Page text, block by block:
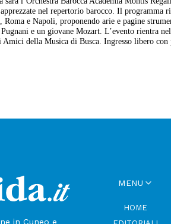
nel repertorio barocco. Il programma
Roma e Napoli, proponendo arie e pagine
e un giovane Mozart. L’evento rientra
Amici della Musica di Busca. Ingresso libero
in Cuneo e
MENU
HOME